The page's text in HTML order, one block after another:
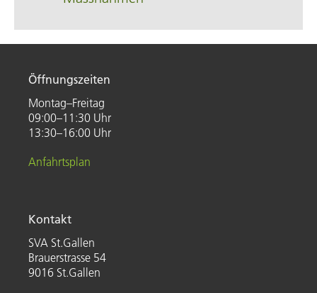
Öffnungszeiten
Montag–Freitag
09:00–11:30 Uhr
13:30–16:00 Uhr
Anfahrtsplan
Kontakt
SVA St.Gallen
Brauerstrasse 54
9016 St.Gallen